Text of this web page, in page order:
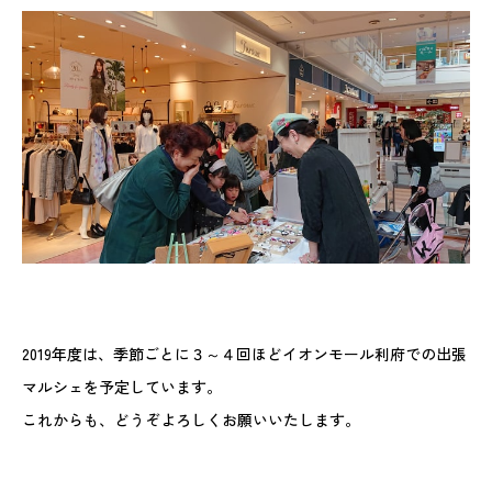
2019年度は、季節ごとに３～４回ほどイオンモール利府での出張
マルシェを予定しています。
これからも、どうぞよろしくお願いいたします。